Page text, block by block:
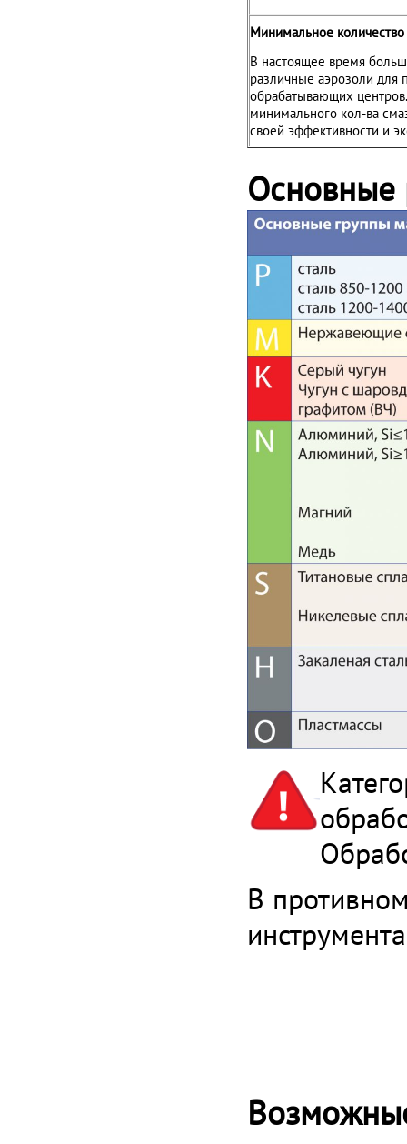
Минимальное
В настоящее время
различные аэрозоли
обрабатывающих
минимального кол-ва
своей эффективности и
В